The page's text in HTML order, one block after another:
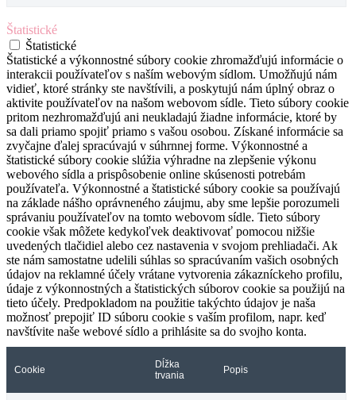
Štatistické
Štatistické
Štatistické a výkonnostné súbory cookie zhromažďujú informácie o
interakcii používateľov s naším webovým sídlom. Umožňujú nám
vidieť, ktoré stránky ste navštívili, a poskytujú nám úplný obraz o
aktivite používateľov na našom webovom sídle. Tieto súbory cookie
pritom nezhromažďujú ani neukladajú žiadne informácie, ktoré by
sa dali priamo spojiť priamo s vašou osobou. Získané informácie sa
zvyčajne ďalej spracúvajú v súhrnnej forme. Výkonnostné a
štatistické súbory cookie slúžia výhradne na zlepšenie výkonu
webového sídla a prispôsobenie online skúsenosti potrebám
používateľa. Výkonnostné a štatistické súbory cookie sa používajú
na základe nášho oprávneného záujmu, aby sme lepšie porozumeli
správaniu používateľov na tomto webovom sídle. Tieto súbory
cookie však môžete kedykoľvek deaktivovať pomocou nižšie
uvedených tlačidiel alebo cez nastavenia v svojom prehliadači. Ak
ste nám samostatne udelili súhlas so spracúvaním vašich osobných
údajov na reklamné účely vrátane vytvorenia zákazníckeho profilu,
údaje z výkonnostných a štatistických súborov cookie sa použijú na
tieto účely. Predpokladom na použitie takýchto údajov je naša
možnosť prepojiť ID súboru cookie s vaším profilom, napr. keď
navštívite naše webové sídlo a prihlásite sa do svojho konta.
Cookie
Dĺžka
trvania
Popis